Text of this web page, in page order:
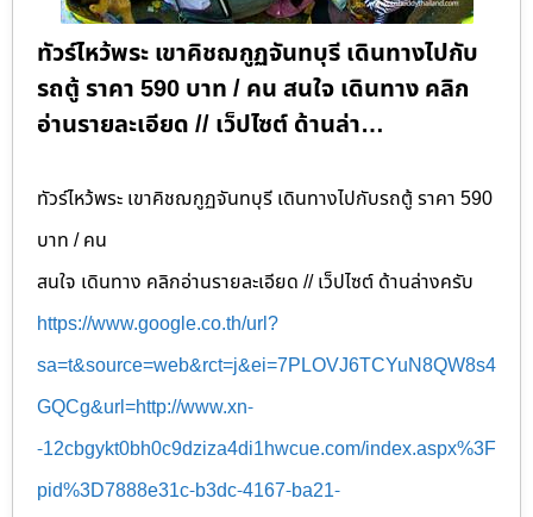
ทัวร์ไหว้พระ เขาคิชฌกูฏจันทบุรี เดินทางไปกับ
รถตู้ ราคา 590 บาท / คน สนใจ เดินทาง คลิก
อ่านรายละเอียด // เว็ปไซต์ ด้านล่า…
ทัวร์ไหว้พระ เขาคิชฌกูฏจันทบุรี เดินทางไปกับรถตู้ ราคา 590
บาท / คน
สนใจ เดินทาง คลิกอ่านรายละเอียด // เว็ปไซต์ ด้านล่างครับ
https://www.google.co.th/url?
sa=t&source=web&rct=j&ei=7PLOVJ6TCYuN8QW8s4
GQCg&url=http://www.xn-
-12cbgykt0bh0c9dziza4di1hwcue.com/index.aspx%3F
pid%3D7888e31c-b3dc-4167-ba21-